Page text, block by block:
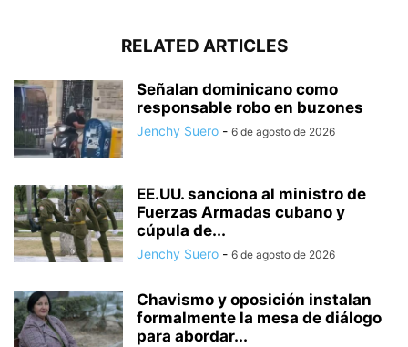
RELATED ARTICLES
Señalan dominicano como
responsable robo en buzones
Jenchy Suero - 6 de agosto de 2026
EE.UU. sanciona al ministro de
Fuerzas Armadas cubano y
cúpula de...
Jenchy Suero - 6 de agosto de 2026
Chavismo y oposición instalan
formalmente la mesa de diálogo
para abordar...